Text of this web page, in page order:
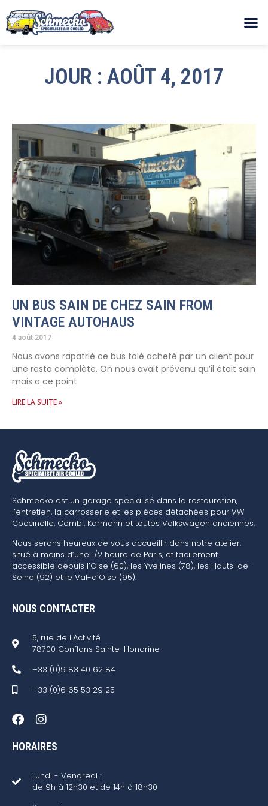
JOUR : AOÛT 4, 2017
UN BUS SAIN DE CHEZ SAIN FROM
VINTAGE AUTOHAUS
4 août 2017
Nous avons rapatrié ce bus tolé acheté par un client pour
une resto complète. On nous avait prévenu qu’il était sain
mais a ce point
LIRE LA SUITE »
Schmecko est un garage spécialisé dans la restauration,
l’entretien, la carrosserie et les pièces détachées pour VW
Coccinelle, Combi, Karmann et toutes Volkswagen anciennes.
Nous serons heureux de vous accueillir dans notre atelier,
situé à moins d’une 1/2 heure de Paris, et facilement
accessible depuis l’Oise (60), les Yvelines (78), les Hauts-de-
Seine (92) et le Val-d’Oise (95).
NOUS CONTACTER
5, rue de l'Activité
78700 Conflans Sainte-Honorine
+33 (0)9 83 40 62 84
+33 (0)6 65 53 29 25
HORAIRES
Lundi - Vendredi :
de 9h à 12h30 et de 14h à 18h30